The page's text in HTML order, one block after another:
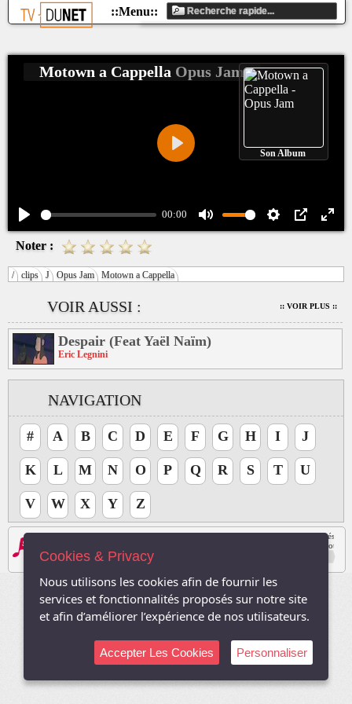
Play
00:00
Mute Settings
PIP
Play
Motown a Cappella Opus Jam
Son Album
/ clips J Opus Jam Motown a Cappella
VOIR AUSSI : :: VOIR PLUS ::
Despair (Feat Yaël Naïm)
Eric Legnini
NAVIGATION
# A B C D E F G H I J
K L M N O P Q R S T U
V W X Y Z
Noter :
Les logos, Media , marques, et iconographies relatifs à toutes autres sociétés,
Le site respecte le droit d'auteur. Tous les droits des auteurs des oeuvres
Sauf autorisation, toute utilisation des oeuvres autres que la reproduction et la
2003-2026, TVDuNet.com -
Cookies & Privacy
Nous utilisons les cookies afin de fournir les
services et fonctionnalités proposés sur notre site
et afin d’améliorer l’expérience de nos utilisateurs.
Accepter Les Cookies Personnaliser